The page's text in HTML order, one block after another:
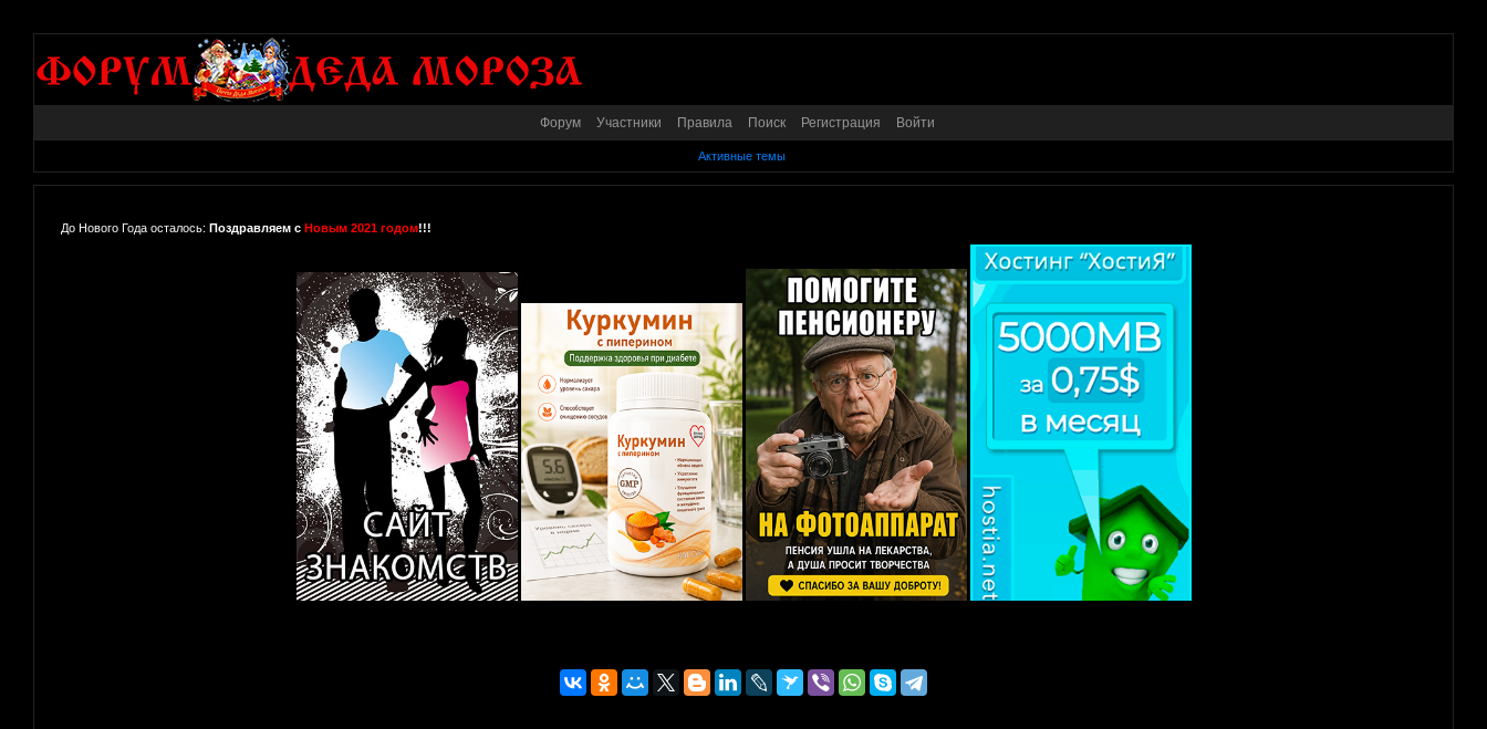
Форум Участники Правила Поиск Регистрация Войти
Активные темы
До Нового Года осталось: Поздравляем с Новым 2021 годом!!!